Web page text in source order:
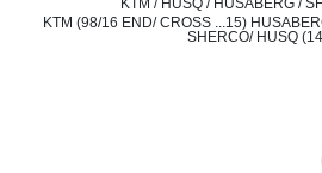
KTM (98/16 END/ CROSS ...15)
SHERCO/ HUSQ